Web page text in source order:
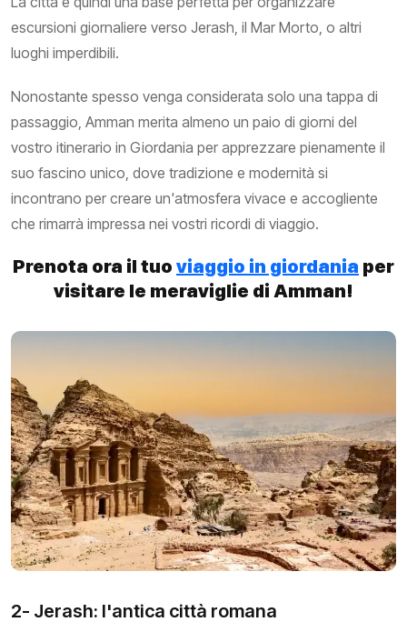
escursioni giornaliere verso Jerash, il Mar Morto, o altri
luoghi imperdibili.
Nonostante spesso venga considerata solo una tappa di
passaggio, Amman merita almeno un paio di giorni del
vostro itinerario in Giordania per apprezzare pienamente il
suo fascino unico, dove tradizione e modernità si
incontrano per creare un'atmosfera vivace e accogliente
che rimarrà impressa nei vostri ricordi di viaggio.
Prenota ora il tuo viaggio in giordania per
visitare le meraviglie di Amman!
2- Jerash: l'antica città romana